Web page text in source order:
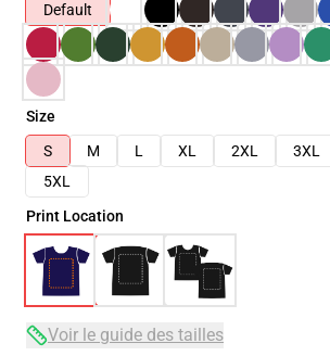
Default
Size
S
M L XL 2XL 3XL
5XL
Print Location
Voir le guide des tailles